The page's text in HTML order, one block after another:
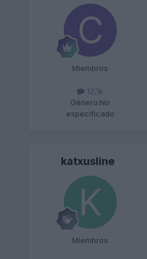
Miembros
12,1k
Género:No
especificado
katxusline
Miembros